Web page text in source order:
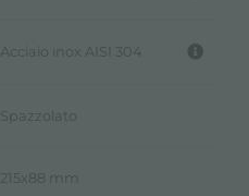
Acciaio inox AISI 304
Spazzolato
215x88 mm